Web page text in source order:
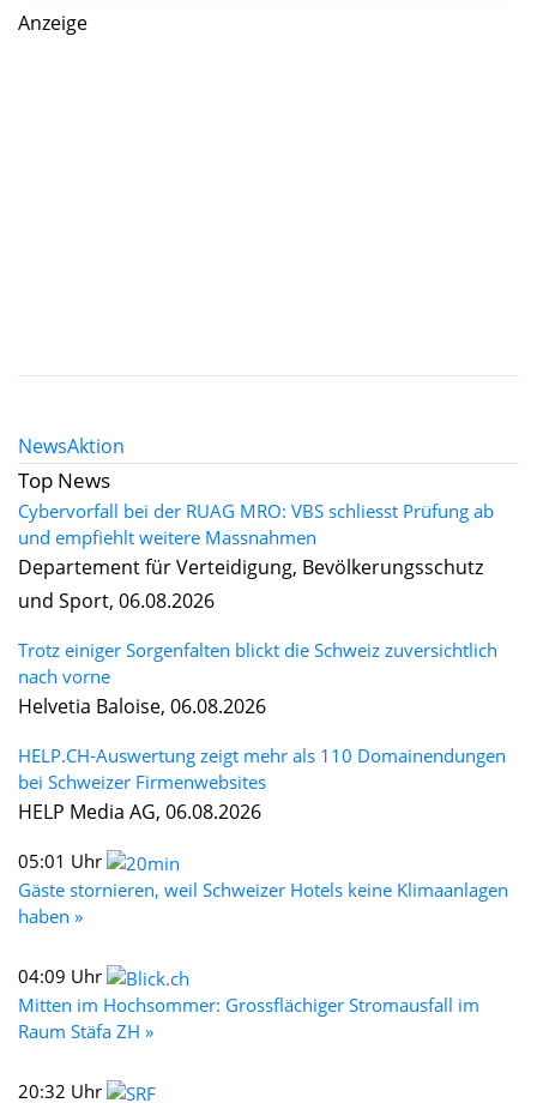
Anzeige
NewsAktion
Top News
Cybervorfall bei der RUAG MRO: VBS schliesst Prüfung ab
und empfiehlt weitere Massnahmen
Departement für Verteidigung, Bevölkerungsschutz
und Sport, 06.08.2026
Trotz einiger Sorgenfalten blickt die Schweiz zuversichtlich
nach vorne
Helvetia Baloise, 06.08.2026
HELP.CH-Auswertung zeigt mehr als 110 Domainendungen
bei Schweizer Firmenwebsites
HELP Media AG, 06.08.2026
05:01 Uhr
Gäste stornieren, weil Schweizer Hotels keine Klimaanlagen
haben »
04:09 Uhr
Mitten im Hochsommer: Grossflächiger Stromausfall im
Raum Stäfa ZH »
20:32 Uhr